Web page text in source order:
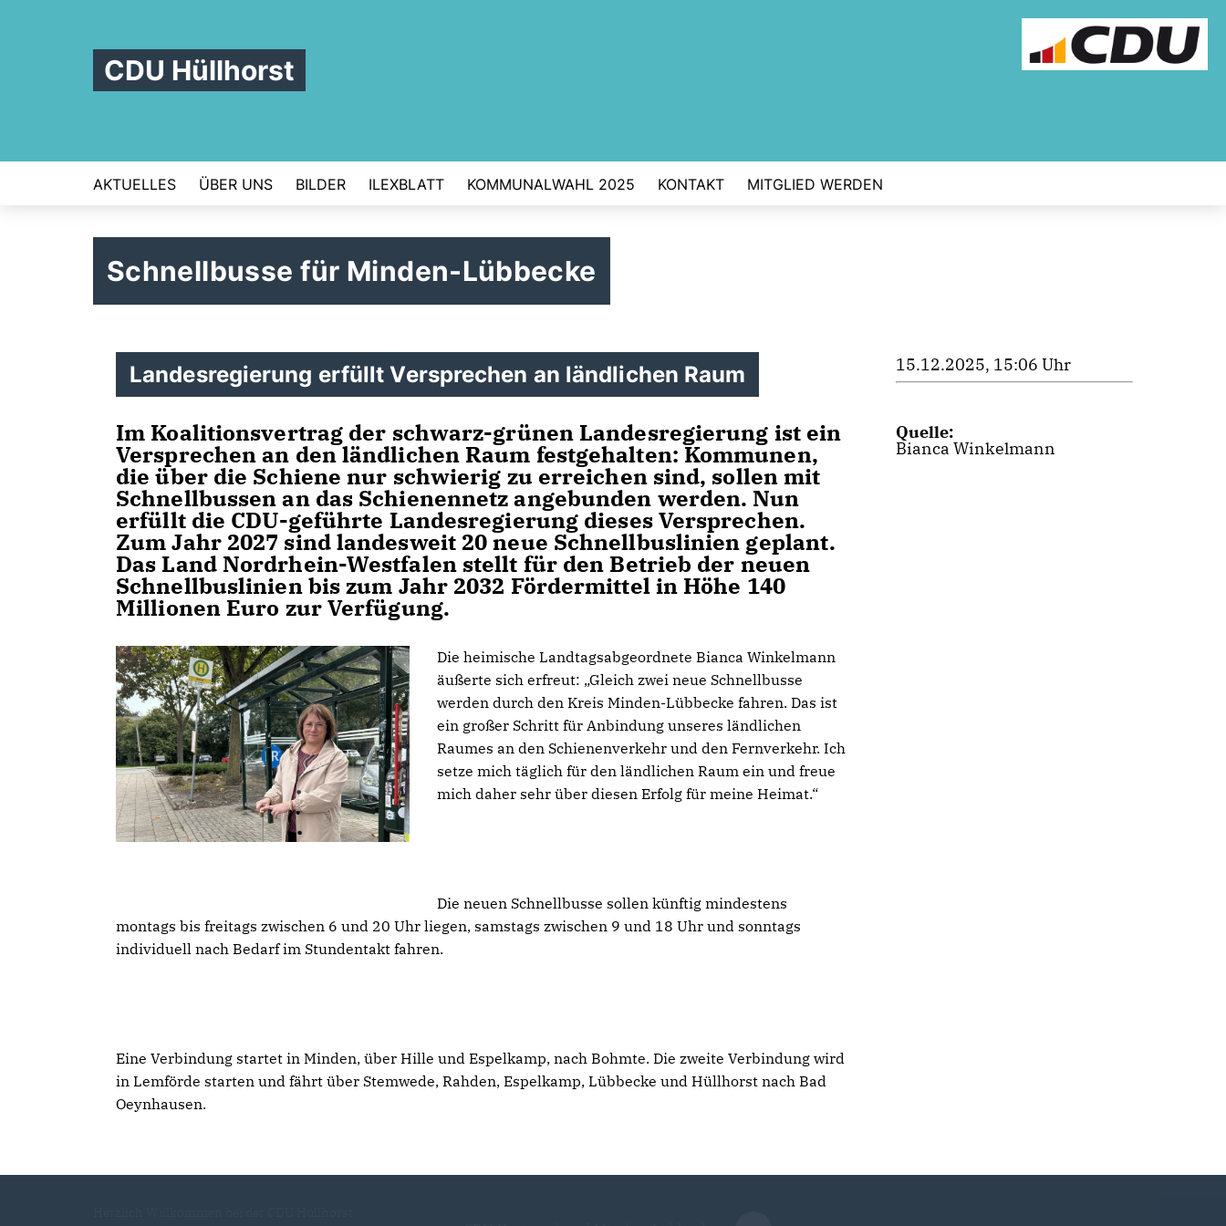
CDU Hüllhorst
AKTUELLES ÜBER UNS BILDER ILEXBLATT KOMMUNALWAHL 2025 KONTAKT MITGLIED WERDEN
Schnellbusse für Minden-Lübbecke
Landesregierung erfüllt Versprechen an ländlichen Raum
Im Koalitionsvertrag der schwarz-grünen Landesregierung ist ein
Versprechen an den ländlichen Raum festgehalten: Kommunen,
die über die Schiene nur schwierig zu erreichen sind, sollen mit
Schnellbussen an das Schienennetz angebunden werden. Nun
erfüllt die CDU-geführte Landesregierung dieses Versprechen.
Zum Jahr 2027 sind landesweit 20 neue Schnellbuslinien geplant.
Das Land Nordrhein-Westfalen stellt für den Betrieb der neuen
Schnellbuslinien bis zum Jahr 2032 Fördermittel in Höhe 140
Millionen Euro zur Verfügung.
Die heimische Landtagsabgeordnete Bianca Winkelmann
äußerte sich erfreut: „Gleich zwei neue Schnellbusse
werden durch den Kreis Minden-Lübbecke fahren. Das ist
ein großer Schritt für Anbindung unseres ländlichen
Raumes an den Schienenverkehr und den Fernverkehr. Ich
setze mich täglich für den ländlichen Raum ein und freue
mich daher sehr über diesen Erfolg für meine Heimat.“
Die neuen Schnellbusse sollen künftig mindestens
montags bis freitags zwischen 6 und 20 Uhr liegen, samstags zwischen 9 und 18 Uhr und sonntags
individuell nach Bedarf im Stundentakt fahren.
Eine Verbindung startet in Minden, über Hille und Espelkamp, nach Bohmte. Die zweite Verbindung wird
in Lemförde starten und fährt über Stemwede, Rahden, Espelkamp, Lübbecke und Hüllhorst nach Bad
Oeynhausen.
15.12.2025, 15:06 Uhr
Quelle:
Bianca Winkelmann